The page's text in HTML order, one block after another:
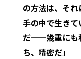
の方法は、それ
手の中で生き
だ──幾重にも
ち、精密だ」